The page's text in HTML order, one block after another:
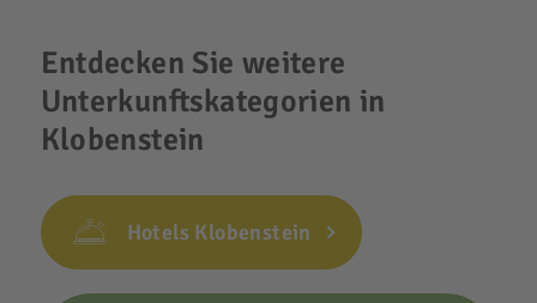
Entdecken Sie weitere
Unterkunftskategorien in
Klobenstein
Hotels Klobenstein